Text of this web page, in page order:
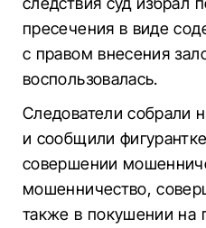
пресечения в виде
с правом внесения
воспользовалась.
Следователи собрали
и сообщили
совершении
мошенничество,
также в покушении на